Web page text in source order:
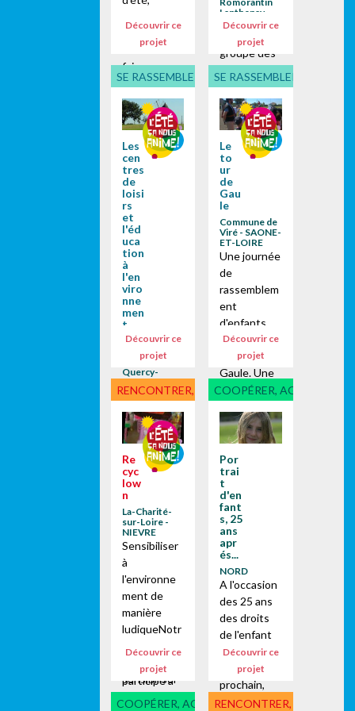
d’animation
a souhaité
faire
découvrir
aux enfants
de
nouvelles
civilisations
et de
nouvelles
cultures au
sein du
centre de
loisirs. Elle a
organisé un
tournoi
intitulé
« olympiade
s...
Découvrir ce
projet
Lanthenay -
LOIRET
Cet été, le
groupe des
"mat'sup"
(5-6 ans) du
centre de
loisirs de
Romorantin-
Lanthenay
est parti à
travers le
monde pour
jouer avec
les sens. La
volonté de
l'équipe
d'animation
était que les
enfants
puissent
prendre...
Découvrir ce
projet
SE RASSEMBLER, PARTICIPER
Les
cen
tres
de
loisi
rs
et
l'éd
uca
tion
à
l'en
viro
nne
men
t
Communauté
communes
Quercy-
Caussadais et
des Deux-
Rives et
Villebrumier -
TARN-ET-
GARONNE
Le 16 juillet
2014, les
enfants, de
6 ans à 12
ans, des
centres de
loisirs de
Gâches et
des
associations
Yaka Jouer,
et l’AILE
Réalvilloise
participé à
une journée
Découvrir ce
projet
SE RASSEMBLER,
Le
to
ur
de
Gau
le
Commune de
Viré - SAONE-
ET-LOIRE
Une journée
de
rassemblem
ent
d'enfants
sur le thème
des jeux de
Gaule. Une
journée
construite
par et pour
les centres
de loisirs
adhérents à
l'association
départemen
tale des
Francas de
Saône et
Loire. Près...
Découvrir ce
projet
RENCONTRER, DÉCOUVRIR
Re
cyc
low
n
La-Charité-
sur-Loire -
NIEVRE
Sensibiliser
à
l'environne
ment de
manière
ludiqueNotr
e objecif est
sensibiliser
les enfants
Découvrir ce
projet
COOPÉRER, AGIR AVEC...
Por
trai
t
d'en
fant
s, 25
ans
apr
és...
NORD
A l'occasion
des 25 ans
des droits
de l'enfant
en
novembre
prochain,
France
Découvrir ce
projet
COOPÉRER, AGIR AVEC...RENCONTRER,